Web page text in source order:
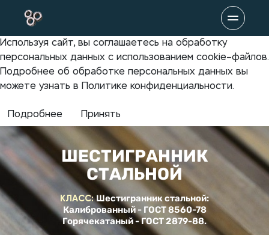
Используя сайт, вы соглашаетесь на обработку
персональных данных с использованием cookie–файлов.
Подробнее об обработке персональных данных вы
можете узнать в Политике конфиденциальности.
Подробнее Принять
ШЕСТИГРАННИК
СТАЛЬНОЙ
КЛАСС:Шестигранник стальной:
Калиброванный - ГОСТ 8560-78
Горячекатаный - ГОСТ 2879-88.